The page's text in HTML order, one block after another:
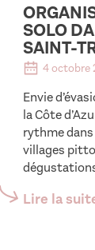
SOLO
SAINT-
4 octobre
Envie
la Côte
rythme
villages
Lire la